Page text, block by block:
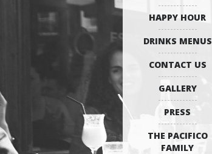
HAPPY HOUR
DRINKS MENUS
CONTACT US
GALLERY
PRESS
THE PACIFICO
FAMILY